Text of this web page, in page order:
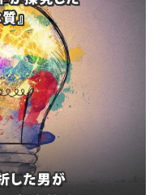
問い合わせのメッセ
ージか便利なチャッ
トで連絡すればい
い!!